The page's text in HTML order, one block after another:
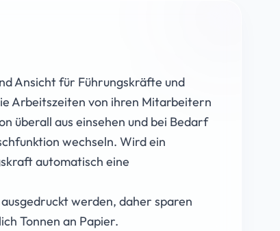
Ansicht für Führungskräfte und
Arbeitszeiten von ihren Mitarbeitern
überall aus einsehen und bei Bedarf
wechseln. Wird ein
automatisch eine
werden, daher sparen
Tonnen an Papier.